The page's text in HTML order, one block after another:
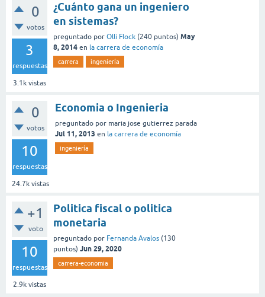
0
votos
3
respuestas
3.1k vistas
¿Cuánto gana un ingeniero
en sistemas?
preguntado por Olli Flock (240 puntos) May
8, 2014 en la carrera de economía
carrera ingeniería
0
votos
10
respuestas
24.7k vistas
Economia o Ingenieria
preguntado por maria jose gutierrez parada
Jul 11, 2013 en la carrera de economía
ingeniería
+1
voto
10
respuestas
2.9k vistas
Politica fiscal o politica
monetaria
preguntado por Fernanda Avalos (130
puntos) Jun 29, 2020
carrera-economia